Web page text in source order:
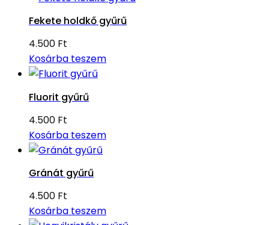
Fekete holdkő gyűrű
4.500 Ft
Kosárba teszem
Fluorit gyűrű
4.500 Ft
Kosárba teszem
Gránát gyűrű
4.500 Ft
Kosárba teszem